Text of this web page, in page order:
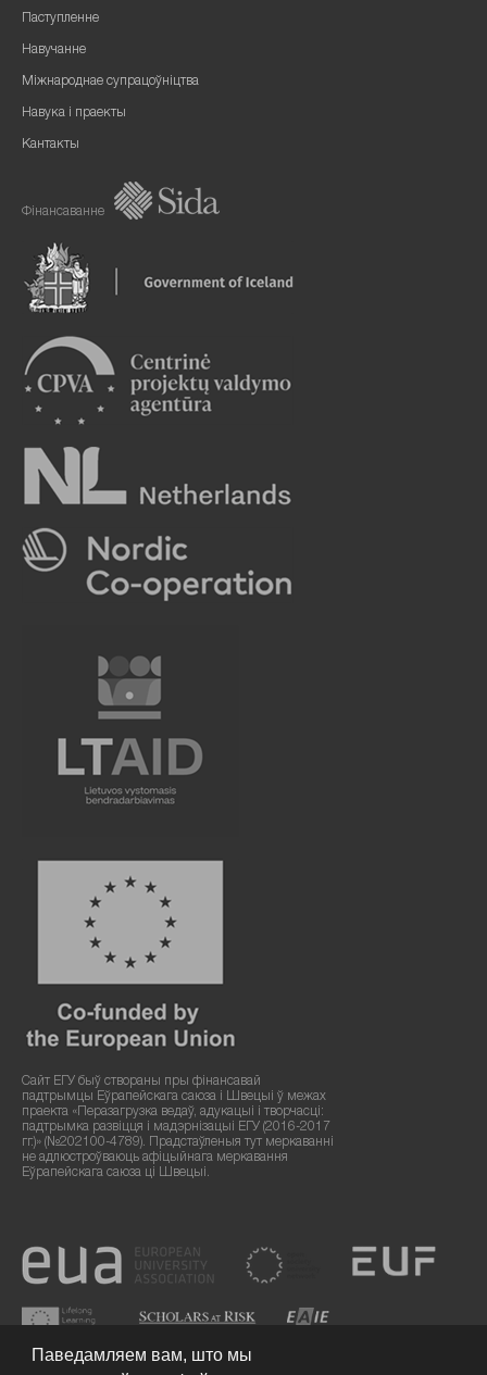
Паступленне
Навучанне
Міжнароднае супрацоўніцтва
Навука і праекты
Кантакты
Фінансаванне
Сайт ЕГУ быў створаны пры фінансавай
падтрымцы Еўрапейскага саюза і Швецыі ў межах
праекта «Перазагрузка ведаў, адукацыі і творчасці:
падтрымка развіцця і мадэрнізацыі ЕГУ (2016-2017
гг.)» (№202100-4789). Прадстаўленыя тут меркаванні
не адлюстроўваюць афіцыйнага меркавання
Еўрапейскага саюза ці Швецыі.
Паведамляем вам, што мы